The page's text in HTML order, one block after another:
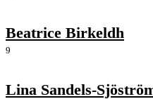
Beatrice Birkeldh
9
Lina Sandels-